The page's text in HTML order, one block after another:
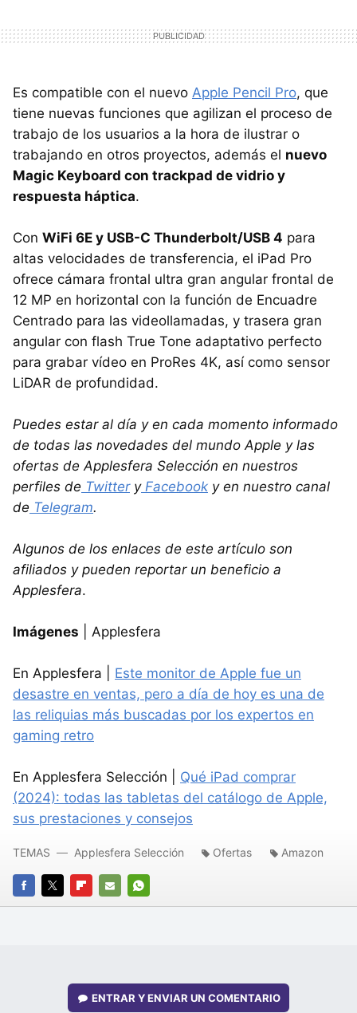
Es compatible con el nuevo Apple Pencil Pro, que
tiene nuevas funciones que agilizan el proceso de
trabajo de los usuarios a la hora de ilustrar o
trabajando en otros proyectos, además el nuevo
Magic Keyboard con trackpad de vidrio y
respuesta háptica.
Con WiFi 6E y USB-C Thunderbolt/USB 4 para
altas velocidades de transferencia, el iPad Pro
ofrece cámara frontal ultra gran angular frontal de
12 MP en horizontal con la función de Encuadre
Centrado para las videollamadas, y trasera gran
angular con flash True Tone adaptativo perfecto
para grabar vídeo en ProRes 4K, así como sensor
LiDAR de profundidad.
Puedes estar al día y en cada momento informado
de todas las novedades del mundo Apple y las
ofertas de Applesfera Selección en nuestros
perfiles de Twittery Facebook y en nuestro canal
de Telegram.
Algunos de los enlaces de este artículo son
afiliados y pueden reportar un beneficio a
Applesfera.
Imágenes | Applesfera
En Applesfera | Este monitor de Apple fue un
desastre en ventas, pero a día de hoy es una de
las reliquias más buscadas por los expertos en
gaming retro
En Applesfera Selección | Qué iPad comprar
(2024): todas las tabletas del catálogo de Apple,
sus prestaciones y consejos
FACEBOOK
TWITTERFLIPBOARD
E-
WHATSAPP
TEMAS Applesfera Selección Ofertas Amazon
ENTRAR Y ENVIAR UN COMENTARIO